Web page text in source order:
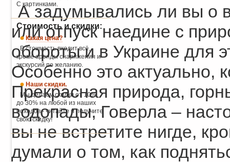
А задумывались ли вы о
или отпуск наедине с
обороты и в Украине для
Особенно это актуально,
Прекрасная природа,
водопады, Говерла –
вы не встретите нигде,
думали о том, как
С картинками.
Стоимость и скидки:
Какая цена?
В стоимость входит всё,
кроме аренды снаряжения и
экскурсий по желанию.
Наши скидки.
Мы делаем скидки от 10%
до 30% на любой из наших
походов - читайте и получите
свою скидку!